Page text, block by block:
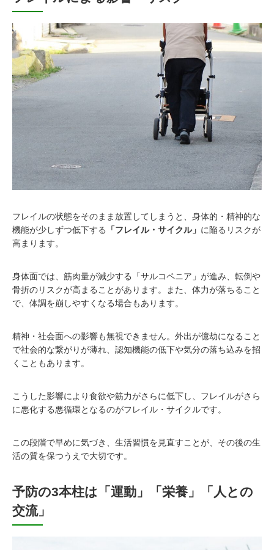
フレイルの状態をそのまま放置してしまうと、身体的・精神的な
機能が少しずつ低下する
「フレイル・サイクル」 に陥るリスクが
高まります。
身体面では、筋肉量が減少する「サルコペニア」が進み、転倒や
骨折のリスクが高まることがあります。また、体力が落ちること
で、体調を崩しやすくなる場合もあります。
精神・社会面への影響も無視できません。外出が億劫になること
で社会的な繋がりが薄れ、認知機能の低下や気分の落ち込みを招
くこともあります。
こうした影響により食欲や筋力がさらに低下し、フレイルがさら
に悪化する悪循環となるのがフレイル・サイクルです。
この段階で早めに気づき、生活習慣を見直すことが、その後の生
活の質を保つうえで大切です。
予防の3本柱は「運動」「栄養」「人との
交流」